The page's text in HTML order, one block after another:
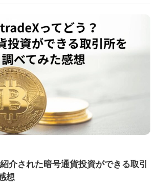
介された暗号通貨投資ができる取引
想